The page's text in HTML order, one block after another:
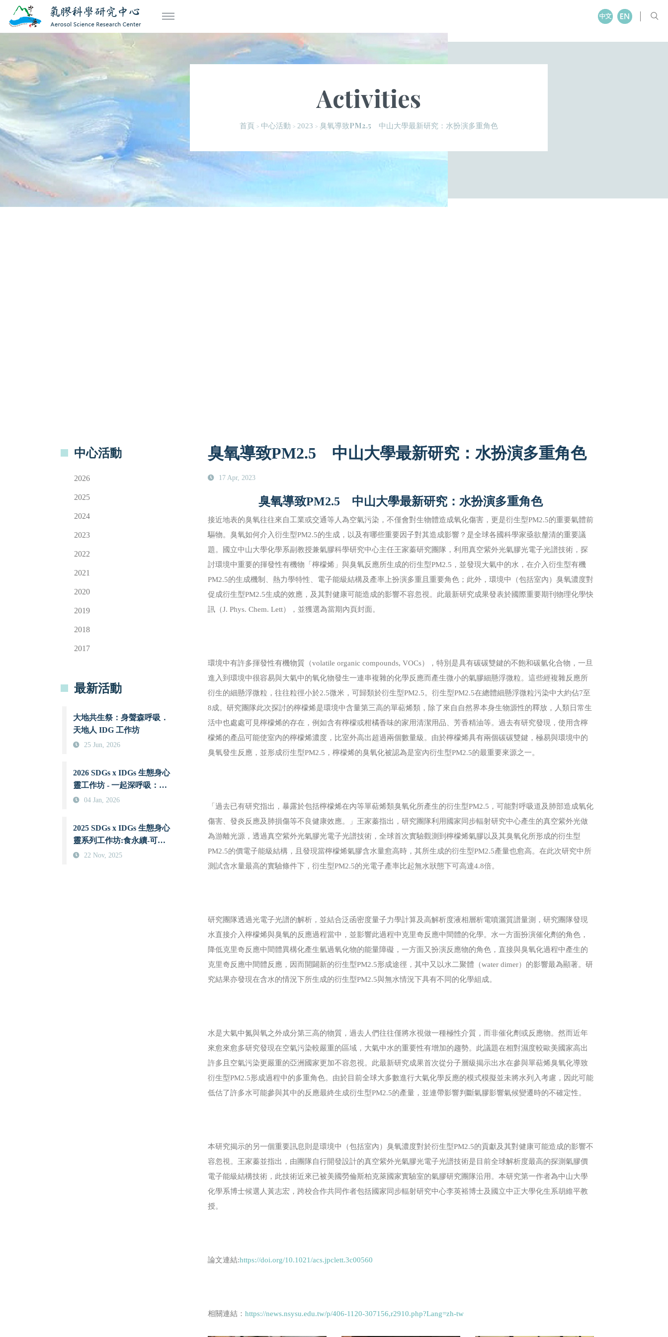
Activities
首頁 > 中心活動 > 2023 >臭氧導致PM2.5 中山大學最新研究：水扮演多重角色
中心活動
2026
2025
2024
2023
2022
2021
2020
2019
2018
2017
最新活動
大地共生祭：身聲森呼吸．
天地人 IDG 工作坊
25 Jun, 2026
2026 SDGs x IDGs 生態身心
靈工作坊 - 一起深呼吸：當
古印度瑜伽智慧與現代科學
04 Jan, 2026
2025 SDGs x IDGs 生態身心
靈系列工作坊:食永續-可可
傳送愛22 Nov, 2025
臭氧導致PM2.5 中山大學最新研究：水扮演多重角色
17 Apr, 2023
臭氧導致PM2.5 中山大學最新研究：水扮演多重角色
接近地表的臭氧往往來自工業或交通等人為空氣污染，不僅會對生物體造成氧化傷害，更是衍生型PM2.5的重要氣體前
驅物。臭氧如何介入衍生型PM2.5的生成，以及有哪些重要因子對其造成影響？是全球各國科學家亟欲釐清的重要議
題。國立中山大學化學系副教授兼氣膠科學研究中心主任王家蓁研究團隊，利用真空紫外光氣膠光電子光譜技術，探
討環境中重要的揮發性有機物「檸檬烯」與臭氧反應所生成的衍生型PM2.5，並發現大氣中的水，在介入衍生型有機
PM2.5的生成機制、熱力學特性、電子能級結構及產率上扮演多重且重要角色；此外，環境中（包括室內）臭氧濃度對
促成衍生型PM2.5生成的效應，及其對健康可能造成的影響不容忽視。此最新研究成果發表於國際重要期刊物理化學快
訊（J. Phys. Chem. Lett），並獲選為當期內頁封面。
環境中有許多揮發性有機物質（volatile organic compounds, VOCs），特別是具有碳碳雙鍵的不飽和碳氫化合物，一旦
進入到環境中很容易與大氣中的氧化物發生一連串複雜的化學反應而產生微小的氣膠細懸浮微粒。這些經複雜反應所
衍生的細懸浮微粒，往往粒徑小於2.5微米，可歸類於衍生型PM2.5。衍生型PM2.5在總體細懸浮微粒污染中大約佔7至
8成。研究團隊此次探討的檸檬烯是環境中含量第三高的單萜烯類，除了來自自然界本身生物源性的釋放，人類日常生
活中也處處可見檸檬烯的存在，例如含有檸檬或柑橘香味的家用清潔用品、芳香精油等。過去有研究發現，使用含檸
檬烯的產品可能使室內的檸檬烯濃度，比室外高出超過兩個數量級。由於檸檬烯具有兩個碳碳雙鍵，極易與環境中的
臭氧發生反應，並形成衍生型PM2.5，檸檬烯的臭氧化被認為是室內衍生型PM2.5的最重要來源之一。
「過去已有研究指出，暴露於包括檸檬烯在內等單萜烯類臭氧化所產生的衍生型PM2.5，可能對呼吸道及肺部造成氧化
傷害、發炎反應及肺損傷等不良健康效應。」王家蓁指出，研究團隊利用國家同步輻射研究中心產生的真空紫外光做
為游離光源，透過真空紫外光氣膠光電子光譜技術，全球首次實驗觀測到檸檬烯氣膠以及其臭氧化所形成的衍生型
PM2.5的價電子能級結構，且發現當檸檬烯氣膠含水量愈高時，其所生成的衍生型PM2.5產量也愈高。在此次研究中所
測試含水量最高的實驗條件下，衍生型PM2.5的光電子產率比起無水狀態下可高達4.8倍。
研究團隊透過光電子光譜的解析，並結合泛函密度量子力學計算及高解析度液相層析電噴灑質譜量測，研究團隊發現
水直接介入檸檬烯與臭氧的反應過程當中，並影響此過程中克里奇反應中間體的化學。水一方面扮演催化劑的角色，
降低克里奇反應中間體異構化產生氫過氧化物的能量障礙，一方面又扮演反應物的角色，直接與臭氧化過程中產生的
克里奇反應中間體反應，因而開闢新的衍生型PM2.5形成途徑，其中又以水二聚體（water dimer）的影響最為顯著。研
究結果亦發現在含水的情況下所生成的衍生型PM2.5與無水情況下具有不同的化學組成。
水是大氣中氮與氧之外成分第三高的物質，過去人們往往僅將水視做一種極性介質，而非催化劑或反應物。然而近年
來愈來愈多研究發現在空氣污染較嚴重的區域，大氣中水的重要性有增加的趨勢。此議題在相對濕度較歐美國家高出
許多且空氣污染更嚴重的亞洲國家更加不容忽視。此最新研究成果首次從分子層級揭示出水在參與單萜烯臭氧化導致
衍生型PM2.5形成過程中的多重角色。由於目前全球大多數進行大氣化學反應的模式模擬並未將水列入考慮，因此可能
低估了許多水可能參與其中的反應最終生成衍生型PM2.5的產量，並連帶影響判斷氣膠影響氣候變遷時的不確定性。
本研究揭示的另一個重要訊息則是環境中（包括室內）臭氧濃度對於衍生型PM2.5的貢獻及其對健康可能造成的影響不
容忽視。王家蓁並指出，由團隊自行開發設計的真空紫外光氣膠光電子光譜技術是目前全球解析度最高的探測氣膠價
電子能級結構技術，此技術近來已被美國勞倫斯柏克萊國家實驗室的氣膠研究團隊沿用。本研究第一作者為中山大學
化學系博士候選人黃志宏，跨校合作共同作者包括國家同步輻射研究中心李英裕博士及國立中正大學化生系胡維平教
授。
論文連結:https://doi.org/10.1021/acs.jpclett.3c00560
相關連結：https://news.nsysu.edu.tw/p/406-1120-307156,r2910.php?Lang=zh-tw